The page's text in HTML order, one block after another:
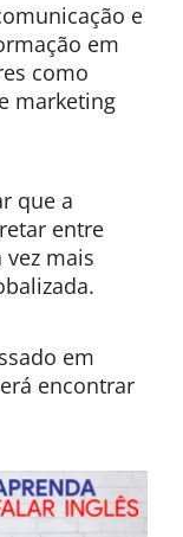
e
em
como
marketing
que a
entre
mais
em
encontrar